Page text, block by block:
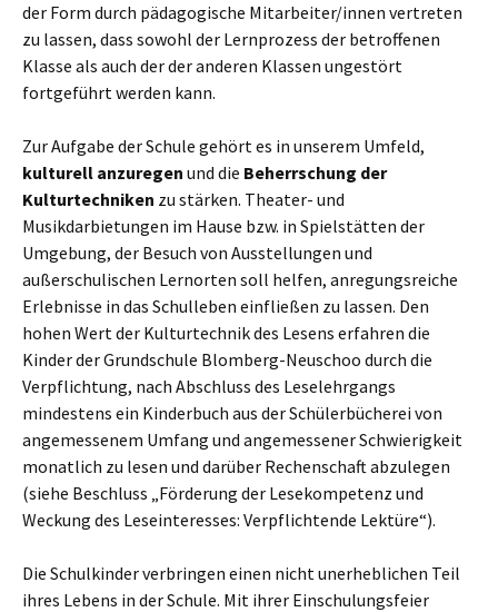
der Form durch pädagogische Mitarbeiter/innen vertreten
zu lassen, dass sowohl der Lernprozess der betroffenen
Klasse als auch der der anderen Klassen ungestört
fortgeführt werden kann.
Zur Aufgabe der Schule gehört es in unserem Umfeld,
kulturell anzuregen und die Beherrschung der
Kulturtechniken zu stärken. Theater- und
Musikdarbietungen im Hause bzw. in Spielstätten der
Umgebung, der Besuch von Ausstellungen und
außerschulischen Lernorten soll helfen, anregungsreiche
Erlebnisse in das Schulleben einfließen zu lassen. Den
hohen Wert der Kulturtechnik des Lesens erfahren die
Kinder der Grundschule Blomberg-Neuschoo durch die
Verpflichtung, nach Abschluss des Leselehrgangs
mindestens ein Kinderbuch aus der Schülerbücherei von
angemessenem Umfang und angemessener Schwierigkeit
monatlich zu lesen und darüber Rechenschaft abzulegen
(siehe Beschluss „Förderung der Lesekompetenz und
Weckung des Leseinteresses: Verpflichtende Lektüre“).
Die Schulkinder verbringen einen nicht unerheblichen Teil
ihres Lebens in der Schule. Mit ihrer Einschulungsfeier